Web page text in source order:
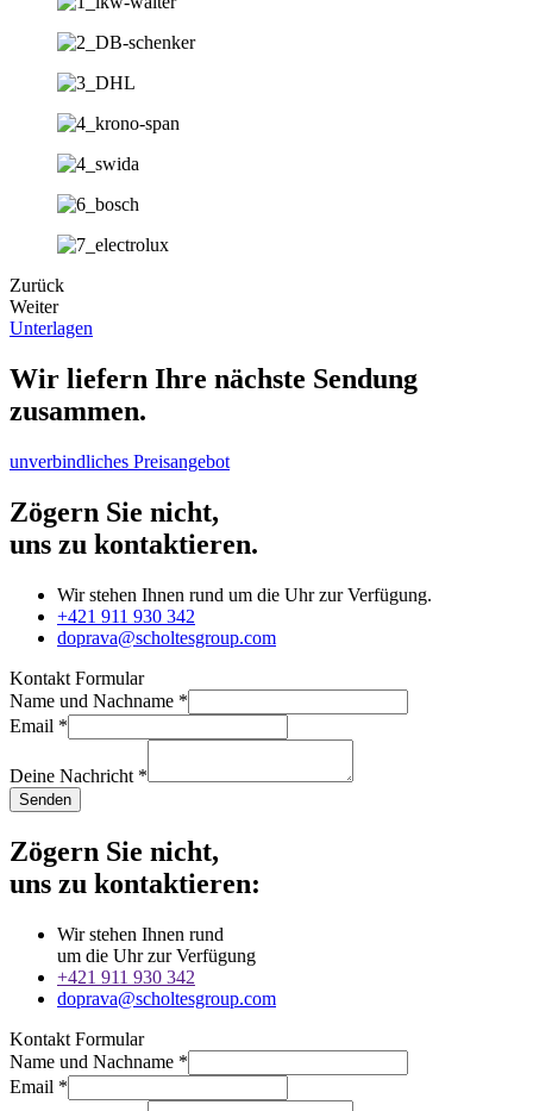
Zurück
Weiter
Unterlagen
Wir liefern Ihre nächste Sendung
zusammen.
unverbindliches Preisangebot
Zögern Sie nicht,
uns zu kontaktieren.
Wir stehen Ihnen rund um die Uhr zur Verfügung.
+421 911 930 342
doprava@scholtesgroup.com
Kontakt Formular
Name und Nachname *
Email *
Deine Nachricht *
Senden
Zögern Sie nicht,
uns zu kontaktieren:
Wir stehen Ihnen rund
um die Uhr zur Verfügung
+421 911 930 342
doprava@scholtesgroup.com
Kontakt Formular
Name und Nachname *
Email *